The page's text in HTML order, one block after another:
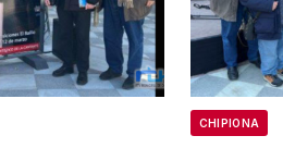
CHIPIONA